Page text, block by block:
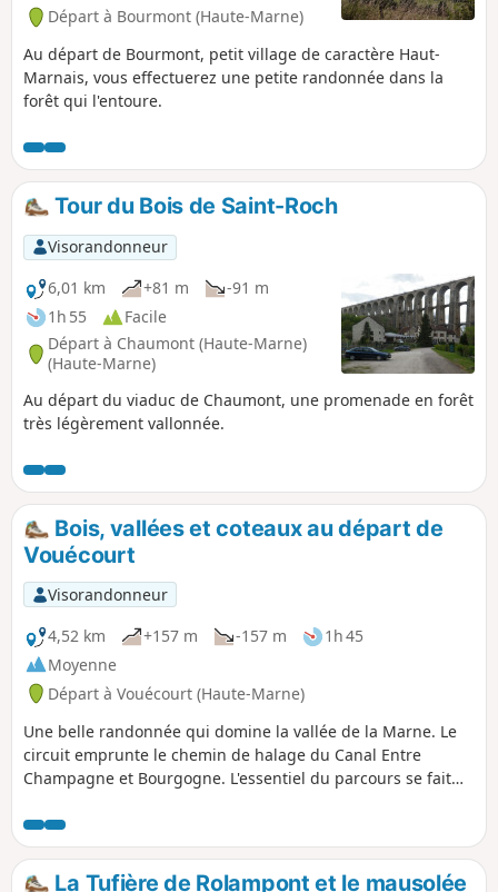
Départ à Bourmont (Haute-Marne)
Au départ de Bourmont, petit village de caractère Haut-
Marnais, vous effectuerez une petite randonnée dans la
forêt qui l'entoure.
Tour du Bois de Saint-Roch
Visorandonneur
6,01 km
+81 m
-91 m
1h 55
Facile
Départ à Chaumont (Haute-Marne)
(Haute-Marne)
Au départ du viaduc de Chaumont, une promenade en forêt
très légèrement vallonnée.
Bois, vallées et coteaux au départ de
Vouécourt
Visorandonneur
4,52 km
+157 m -157 m
1h 45
Moyenne
Départ à Vouécourt (Haute-Marne)
Une belle randonnée qui domine la vallée de la Marne. Le
circuit emprunte le chemin de halage du Canal Entre
Champagne et Bourgogne. L'essentiel du parcours se fait
Ne pas hésiter à faire une visite du charmant village de
Vouécourt pour admirer église et le lavoir.
La Tufière de Rolampont et le mausolée